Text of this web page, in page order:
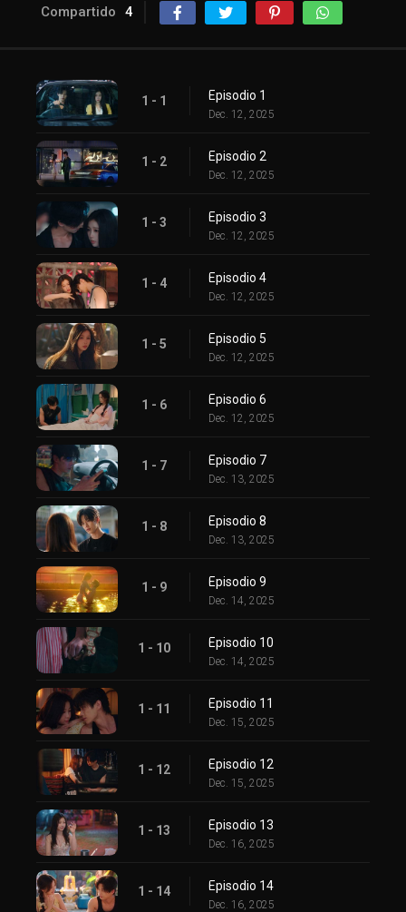
Compartido 4
1 - 1 Episodio 1
Dec. 12, 2025
1 - 2 Episodio 2
Dec. 12, 2025
1 - 3 Episodio 3
Dec. 12, 2025
1 - 4 Episodio 4
Dec. 12, 2025
1 - 5 Episodio 5
Dec. 12, 2025
1 - 6 Episodio 6
Dec. 12, 2025
1 - 7 Episodio 7
Dec. 13, 2025
1 - 8 Episodio 8
Dec. 13, 2025
1 - 9 Episodio 9
Dec. 14, 2025
1 - 10 Episodio 10
Dec. 14, 2025
1 - 11 Episodio 11
Dec. 15, 2025
1 - 12 Episodio 12
Dec. 15, 2025
1 - 13 Episodio 13
Dec. 16, 2025
1 - 14 Episodio 14
Dec. 16, 2025